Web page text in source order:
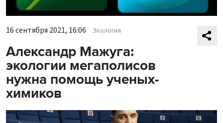
16 сентября 2021, 16:06 Экология
Александр Мажуга:
экологии мегаполисов
нужна помощь ученых-
химиков